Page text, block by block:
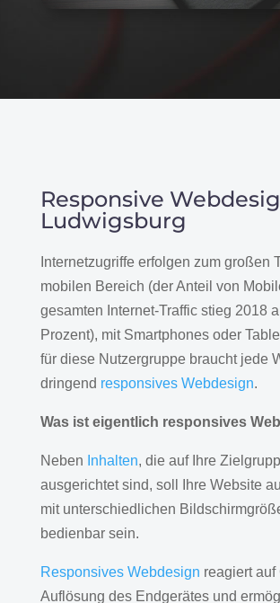
Responsive
Ludwigsburg
Internetzugriffe erfolgen zum großen
mobilen Bereich (der Anteil von
gesamten Internet-Traffic stieg 2018
Prozent), mit Smartphones oder
für diese Nutzergruppe braucht jede
dringend responsives Webdesign.
Was ist eigentlich responsives
Neben Inhalten, die auf Ihre
ausgerichtet sind, soll Ihre Website
mit unterschiedlichen
bedienbar sein.
Responsives Webdesign reagiert auf
Auflösung des Endgerätes und